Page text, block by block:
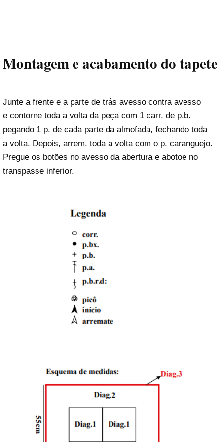
Montagem e acabamento do tapete
Junte a frente e a parte de trás avesso contra avesso
e contorne toda a volta da peça com 1 carr. de p.b.
pegando 1 p. de cada parte da almofada, fechando toda
a volta. Depois, arrem. toda a volta com o p. caranguejo.
Pregue os botões no avesso da abertura e abotoe no
transpasse inferior.